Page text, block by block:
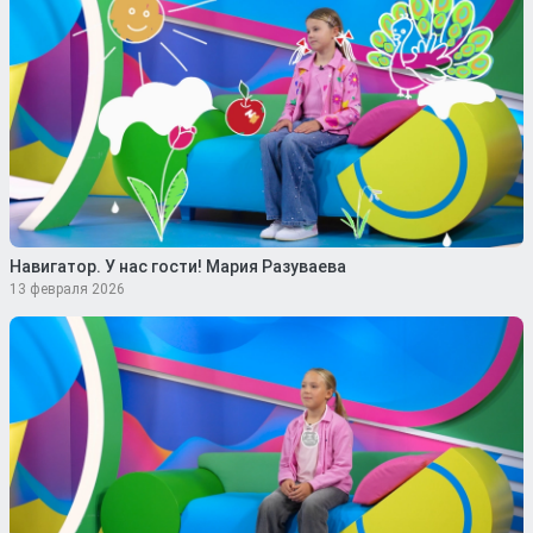
Навигатор. У нас гости! Мария Разуваева
13 февраля 2026